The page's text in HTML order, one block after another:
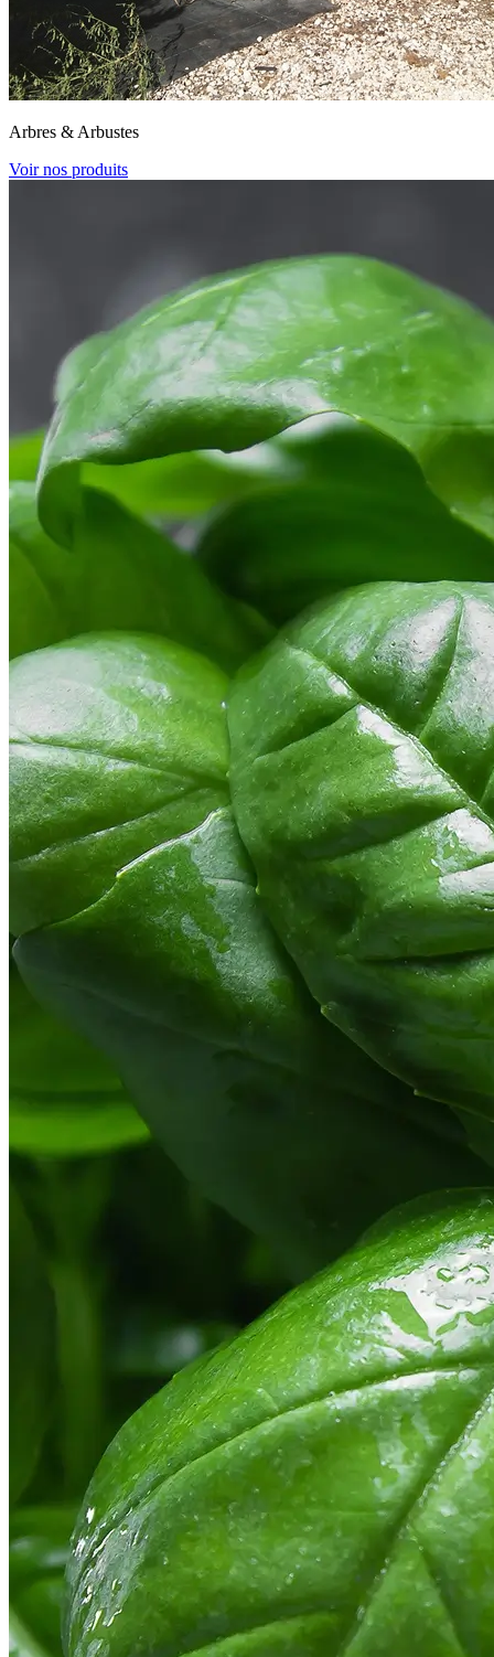
Arbres & Arbustes
Voir nos produits